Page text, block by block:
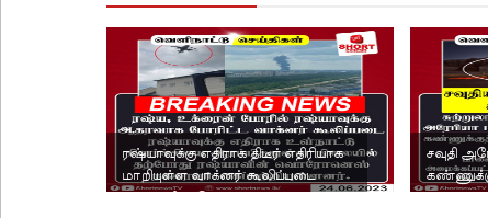
ரஷ்யாவுக்கு எதிராக திடீர் எதிரியாக
மாறியுள்ள வாக்னர் கூலிப்படை
சவுதி